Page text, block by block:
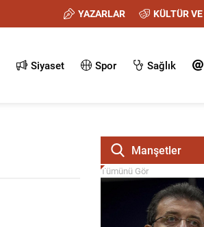
YAZARLAR KÜLTÜR
Siyaset Spor Sağlık
Manşetler
Tümünü Gör